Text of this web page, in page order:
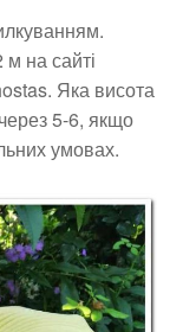
на сайті
Яка висота
5-6, якщо
умовах.